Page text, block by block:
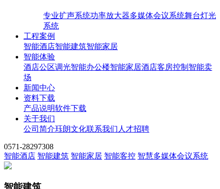
专业扩声系统功率放大器多媒体会议系统舞台灯光
系统
工程案例
智能酒店智能建筑智能家居
智能体验
酒店公区调光智能办公楼智能家居酒店客房控制 智能卖
场
新闻中心
资料下载
产品说明软件下载
关于我们
公司简介珏朗文化联系我们 人才招聘
0571-28297308
智能酒店 智能建筑 智能家居 智能客控 智慧多媒体会议系统
智能建筑